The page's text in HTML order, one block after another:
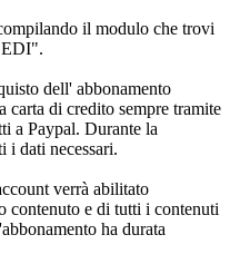
il modulo che trovi
dell' abbonamento
carta di credito sempre tramite
a Paypal. Durante la
i dati necessari.
verrà abilitato
contenuto e di tutti i contenuti
ha durata